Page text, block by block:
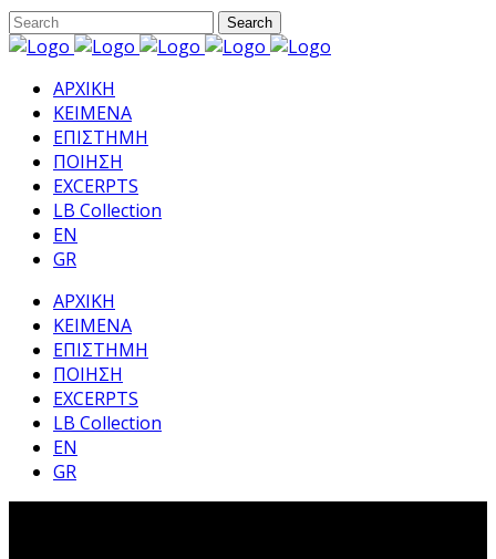
ΑΡΧΙΚΗ
ΚΕΙΜΕΝΑ
ΕΠΙΣΤΗΜΗ
ΠΟΙΗΣΗ
EXCERPTS
LB Collection
EN
GR
ΑΡΧΙΚΗ
ΚΕΙΜΕΝΑ
ΕΠΙΣΤΗΜΗ
ΠΟΙΗΣΗ
EXCERPTS
LB Collection
EN
GR